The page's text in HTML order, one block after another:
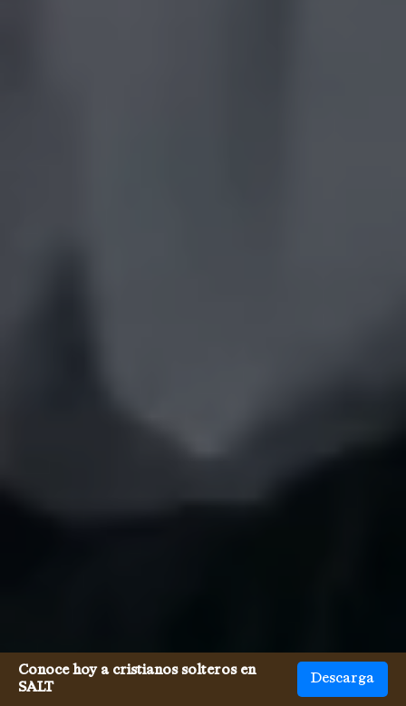
Conoce hoy a cristianos solteros en
SALT
Descarga